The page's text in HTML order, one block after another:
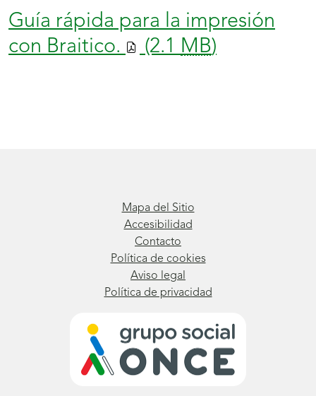
Guía rápida para la impresión
con Braitico.
(2.1 MB)
Mapa del Sitio
Accesibilidad
Contacto
Política de cookies
Aviso legal
Política de privacidad